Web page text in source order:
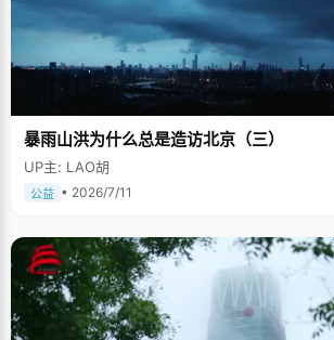
暴雨山洪为什么总是造访北京（三）
UP主: LAO胡
公益 • 2026/7/11